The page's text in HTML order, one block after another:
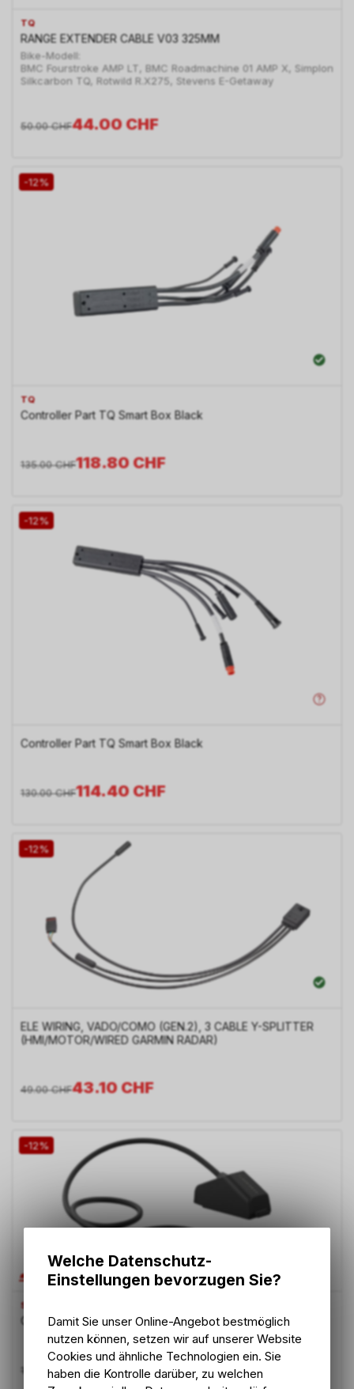
TQ
RANGE EXTENDER CABLE V03 325MM
Bike-Modell:
BMC Fourstroke AMP LT, BMC Roadmachine 01 AMP X, Simplon
Silkcarbon TQ, Rotwild R.X275, Stevens E-Getaway
44.00CHF
50.00 CHF
-12%
TQ
Controller Part TQ Smart Box Black
118.80CHF
135.00 CHF
-12%
Controller Part TQ Smart Box Black
114.40CHF
130.00 CHF
-12%
ELE WIRING, VADO/COMO (GEN.2), 3 CABLE Y-SPLITTER
(HMI/MOTOR/WIRED GARMIN RADAR)
43.10CHF
49.00 CHF
-12%
SRAM
Cable Extension Cord 780mm Higo Micro A
104.70CHF
119.00 CHF
Welche Datenschutz-
Einstellungen bevorzugen Sie?
Damit Sie unser Online-Angebot bestmöglich
nutzen können, setzen wir auf unserer Website
Cookies und ähnliche Technologien ein. Sie
haben die Kontrolle darüber, zu welchen